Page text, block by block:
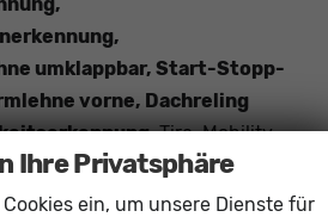
umklappbar, Start-Stopp-
vorne, Dachreling
, Tire-Mobility-
elektrisch anklappbar,
Vordersitze
Ihre Privatsphäre
ein, um unsere Dienste für